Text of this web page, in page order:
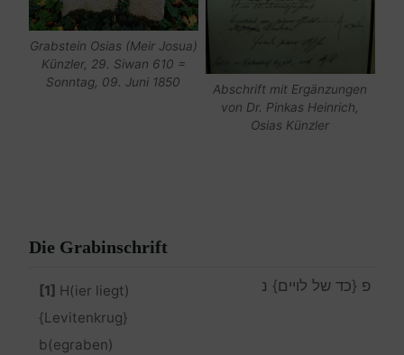
Grabstein Osias (Meir Josua)
Künzler, 29. Siwan 610 =
Sonntag, 09. Juni 1850
Abschrift mit Ergänzungen
von Dr. Pinkas Heinrich,
Osias Künzler
Die Grabinschrift
[1] H(ier liegt)
{Levitenkrug}
b(egraben)
פ {כד של לויים} נ